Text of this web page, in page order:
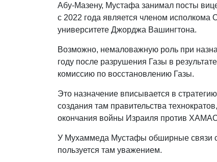
Абу-Мазену, Мустафа занимал посты
с 2022 года является членом
университете Джорджа Вашингтона.
Возможно, немаловажную роль при
году после разрушения Газы в
комиссию по восстановлению Газы.
Это назначение вписывается в
создания там правительства
окончания войны Израиля против
У Мухаммеда Мустафы обширные связи
пользуется там уважением.